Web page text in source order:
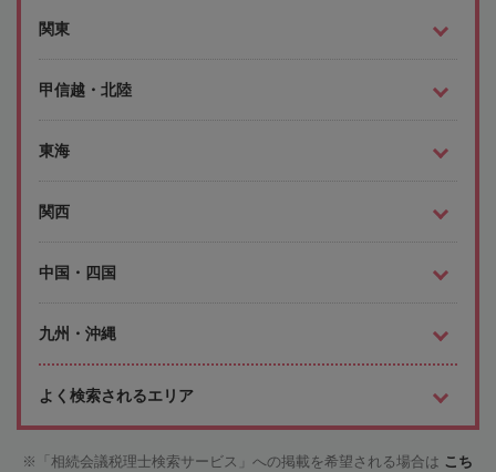
関東
甲信越・北陸
東海
関西
中国・四国
九州・沖縄
よく検索されるエリア
「相続会議税理士検索サービス」への掲載を希望される場合は こち